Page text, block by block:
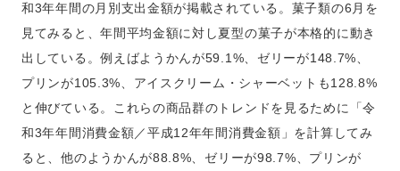
和3年年間の月別支出金額が掲載されている。菓子類の6月を
見てみると、年間平均金額に対し夏型の菓子が本格的に動き
出している。例えばようかんが59.1%、ゼリーが148.7%、
プリンが105.3%、アイスクリーム・シャーベットも128.8%
と伸びている。これらの商品群のトレンドを見るために「令
和3年年間消費金額／平成12年年間消費金額」を計算してみ
ると、他のようかんが88.8%、ゼリーが98.7%、プリンが